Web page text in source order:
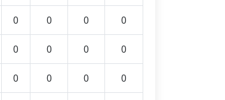
0 0 0 0
0 0 0 0
0 0 0 0